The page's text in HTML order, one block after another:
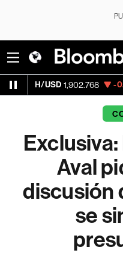
1,902.768 -0.16% Visa
Aval
discusión
se